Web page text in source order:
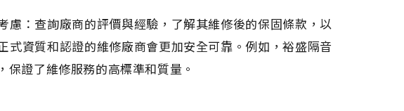
慮：查詢廠商的評價與經驗，了解其維修後的保固條款，以
式資質和認證的維修廠商會更加安全可靠。例如，裕盛隔音
證了維修服務的高標準和質量。